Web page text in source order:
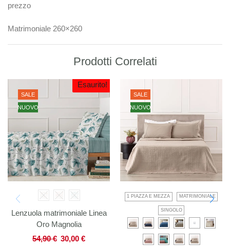
prezzo
Matrimoniale 260×260
Prodotti Correlati
SALE
NUOVO
Esaurito!
Lenzuola matrimoniale Linea
Oro Magnolia
54,90€ 30,00 €
SALE
NUOVO
1 PIAZZA E MEZZA MATRIMONIALE
SINGOLO